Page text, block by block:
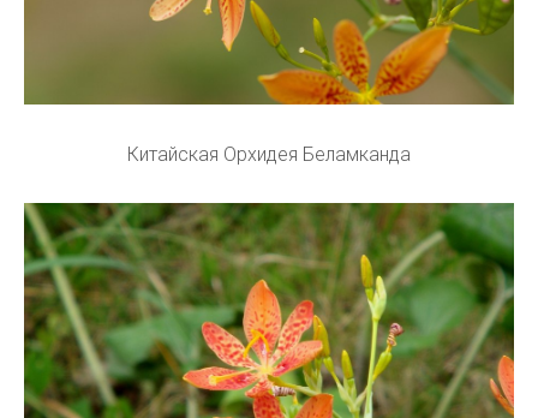
Китайская Орхидея Беламканда